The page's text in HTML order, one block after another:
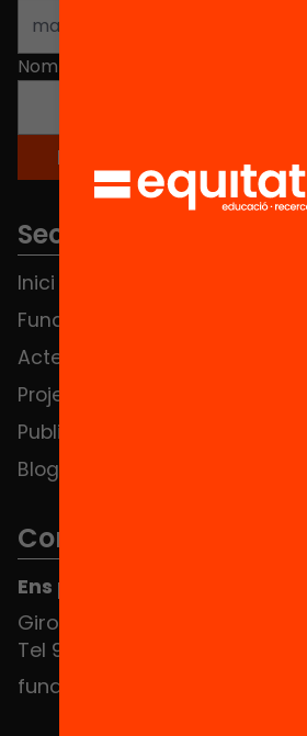
Nom
Seccions
Inici
Fundació
Actes
Projectes
Publicacions i vídeos
Blog
Contacte
Ens pots trobar al Hub Social
Girona 34, interior 08010
Tel 934 588 700
fundacio@equitat.org